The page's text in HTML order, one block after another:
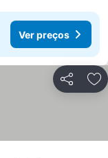
Ver preços
Partilhar